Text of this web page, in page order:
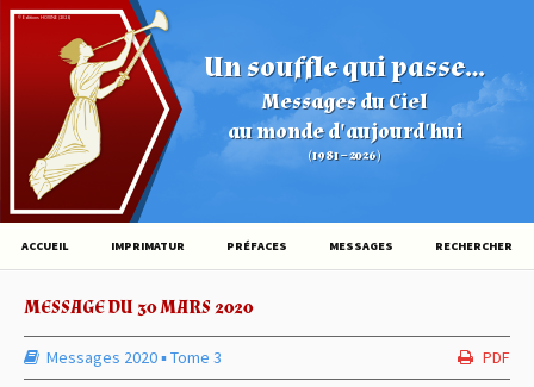
Un souffle qui passe...
Messages du Ciel
au monde d'aujourd'hui
(1981 – 2026)
© Éditions HOVINE (2026)
ACCUEIL IMPRIMATUR PRÉFACES MESSAGES RECHERCHER
MESSAGE DU 30 MARS 2020
Messages 2020▪︎Tome 3 PDF